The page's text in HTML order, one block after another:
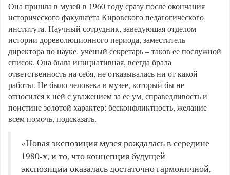
Она пришла в музей в 1960 году сразу после окончания
исторического факультета Кировского педагогического
института. Научный сотрудник, заведующая отделом
истории дореволюционного периода, заместитель
директора по науке, ученый секретарь – таков ее послужной
список. Она была инициативная, всегда брала
ответственность на себя, не отказывалась ни от какой
работы. Не было человека в музее, который бы не
относился к ней с уважением за ее ум, справедливость и
поистине золотой характер: бесконфликтность, желание
всем помочь, подсказать.
«Новая экспозиция музея рождалась в середине
1980-х, и то, что концепция будущей
экспозиции оказалась достаточно гармоничной,